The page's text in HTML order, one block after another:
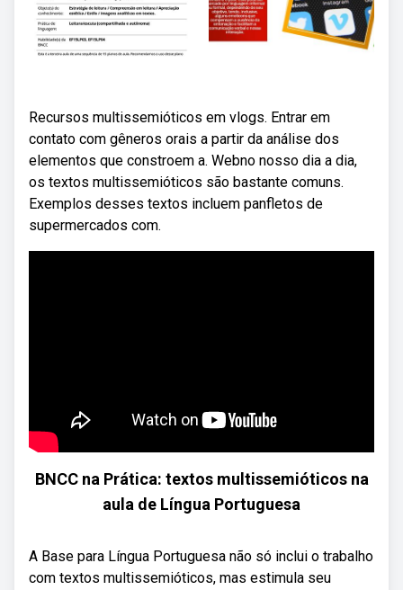
Recursos multissemióticos em vlogs. Entrar em
contato com gêneros orais a partir da análise dos
elementos que constroem a. Webno nosso dia a dia,
os textos multissemióticos são bastante comuns.
Exemplos desses textos incluem panfletos de
supermercados com.
BNCC na Prática: textos multissemióticos na
aula de Língua Portuguesa
A Base para Língua Portuguesa não só inclui o trabalho
com textos multissemióticos, mas estimula seu